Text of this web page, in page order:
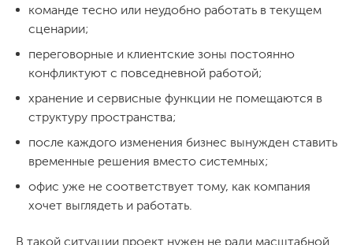
команде тесно или неудобно работать в текущем
сценарии;
переговорные и клиентские зоны постоянно
конфликтуют с повседневной работой;
хранение и сервисные функции не помещаются в
структуру пространства;
после каждого изменения бизнес вынужден ставить
временные решения вместо системных;
офис уже не соответствует тому, как компания
хочет выглядеть и работать.
В такой ситуации проект нужен не ради масштабной